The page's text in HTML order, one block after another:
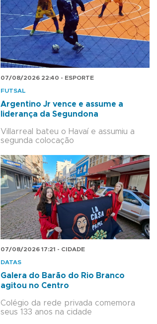
07/08/2026 22:40 - ESPORTE
FUTSAL
Argentino Jr vence e assume a
liderança da Segundona
Villarreal bateu o Havaí e assumiu a
segunda colocação
07/08/2026 17:21 - CIDADE
DATAS
Galera do Barão do Rio Branco
agitou no Centro
Colégio da rede privada comemora
seus 133 anos na cidade